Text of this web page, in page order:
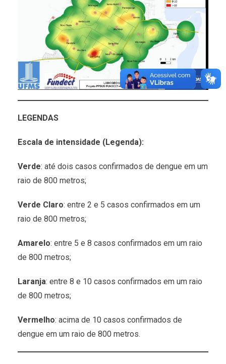
LEGENDAS
Escala de intensidade (Legenda):
Verde: até dois casos confirmados de dengue em um
raio de 800 metros;
Verde Claro: entre 2 e 5 casos confirmados em um
raio de 800 metros;
Amarelo: entre 5 e 8 casos confirmados em um raio
de 800 metros;
Laranja: entre 8 e 10 casos confirmados em um raio
de 800 metros;
Vermelho: acima de 10 casos confirmados de
dengue em um raio de 800 metros.